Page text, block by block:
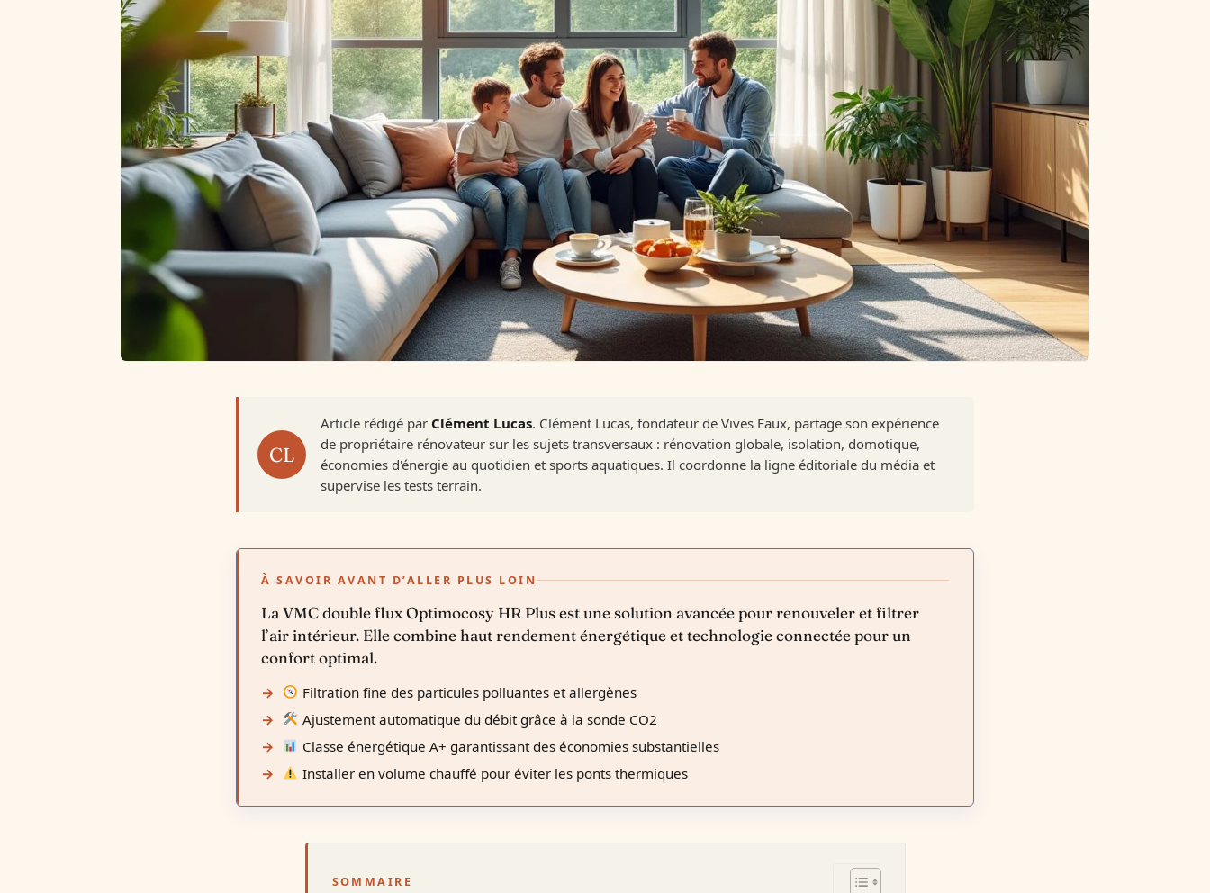
Article rédigé par Clément Lucas. Clément Lucas, fondateur de Vives Eaux, partage son expérience
de propriétaire rénovateur sur les sujets transversaux : rénovation globale, isolation, domotique,
économies d'énergie au quotidien et sports aquatiques. Il coordonne la ligne éditoriale du média et
supervise les tests terrain.
À SAVOIR AVANT D’ALLER PLUS LOIN
La VMC double flux Optimocosy HR Plus est une solution avancée pour renouveler et filtrer
l’air intérieur. Elle combine haut rendement énergétique et technologie connectée pour un
confort optimal.
Filtration fine des particules polluantes et allergènes
Ajustement automatique du débit grâce à la sonde CO2
Classe énergétique A+ garantissant des économies substantielles
Installer en volume chauffé pour éviter les ponts thermiques
SOMMAIRE